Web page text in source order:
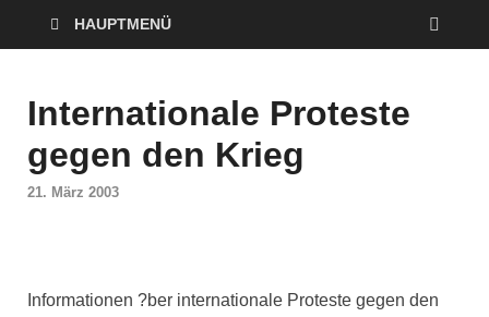
HAUPTMENÜ
Internationale Proteste
gegen den Krieg
21. März 2003
Informationen ?ber internationale Proteste gegen den